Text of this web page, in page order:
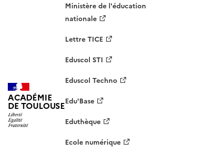
ACADÉMIE
DE TOULOUSE
Ministère de l'éducation
nationale
Lettre TICE
Eduscol STI
Eduscol Techno
Edu'Base
Eduthèque
Ecole numérique